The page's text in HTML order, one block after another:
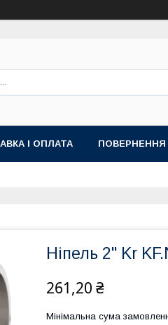
І ОПЛАТА ПОВЕРНЕННЯ
Ніпель 2" Kr
261,20 ₴
Мінімальна сума